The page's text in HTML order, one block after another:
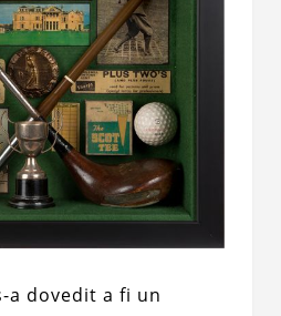
a dovedit a fi un